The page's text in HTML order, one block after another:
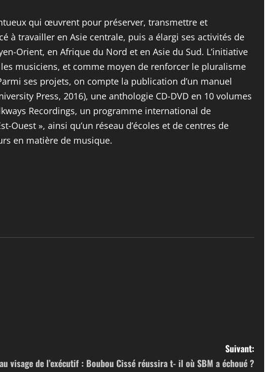
qui œuvrent pour préserver, transmettre et
à travailler en Asie centrale, puis a élargi ses activités de
Orient, en Afrique du Nord et en Asie du Sud. L’initiative
musiciens, et comme moyen de renforcer le pluralisme
ses projets, on compte la publication d’un manuel
Press, 2016), une anthologie CD-DVD en 10 volumes
Recordings, un programme international de
», ainsi qu’un réseau d’écoles et de centres de
en matière de musique.
Suivant:
visage de l’exécutif : Boubou Cissé réussira t- il où SBM a échoué ?